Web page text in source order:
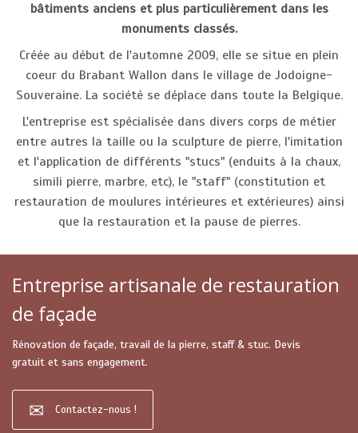
bâtiments anciens et plus particulièrement dans les
monuments classés.
Créée au début de l'automne 2009, elle se situe en plein
coeur du Brabant Wallon dans le village de Jodoigne-
Souveraine. La société se déplace dans toute la Belgique.
L'entreprise est spécialisée dans divers corps de métier
entre autres la taille ou la sculpture de pierre, l'imitation
et l'application de différents "stucs" (enduits à la chaux,
simili pierre, marbre, etc), le "staff" (constitution et
restauration de moulures intérieures et extérieures) ainsi
que la restauration et la pause de pierres.
Entreprise artisanale de restauration
de façade
Rénovation de façade, travail de la pierre, staff & stuc. Devis
gratuit et sans engagement.
Contactez-nous !